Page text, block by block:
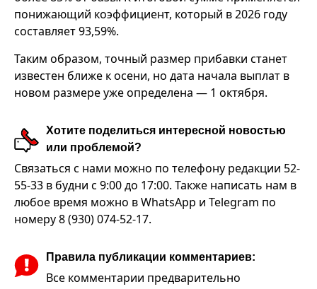
понижающий коэффициент, который в 2026 году
составляет 93,59%.
Таким образом, точный размер прибавки станет
известен ближе к осени, но дата начала выплат в
новом размере уже определена — 1 октября.
Хотите поделиться интересной новостью
или проблемой?
Связаться с нами можно по телефону редакции 52-
55-33 в будни с 9:00 до 17:00. Также написать нам в
любое время можно в WhatsApp и Telegram по
номеру 8 (930) 074-52-17.
Правила публикации комментариев:
Все комментарии предварительно